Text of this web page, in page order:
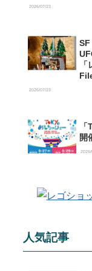
2026/07/23
SF
2026/07/23
開
2026/
人気記事